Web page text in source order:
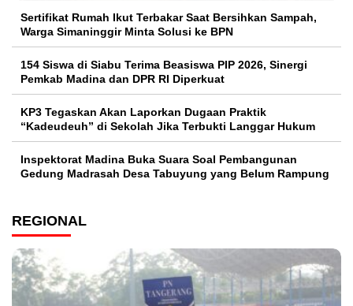
Sertifikat Rumah Ikut Terbakar Saat Bersihkan Sampah,
Warga Simaninggir Minta Solusi ke BPN
154 Siswa di Siabu Terima Beasiswa PIP 2026, Sinergi
Pemkab Madina dan DPR RI Diperkuat
KP3 Tegaskan Akan Laporkan Dugaan Praktik
“Kadeudeuh” di Sekolah Jika Terbukti Langgar Hukum
Inspektorat Madina Buka Suara Soal Pembangunan
Gedung Madrasah Desa Tabuyung yang Belum Rampung
REGIONAL